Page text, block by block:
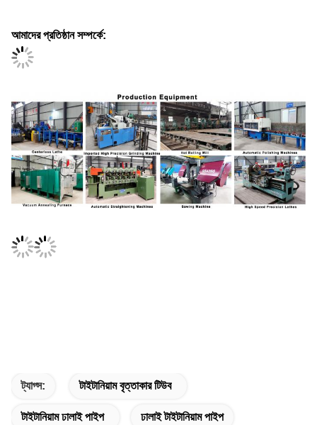
আমাদের প্রতিষ্ঠান সম্পর্কে:
ট্যাগ্স: টাইটানিয়াম বৃত্তাকার টিউব
টাইটানিয়াম ঢালাই পাইপ ঢালাই টাইটানিয়াম পাইপ